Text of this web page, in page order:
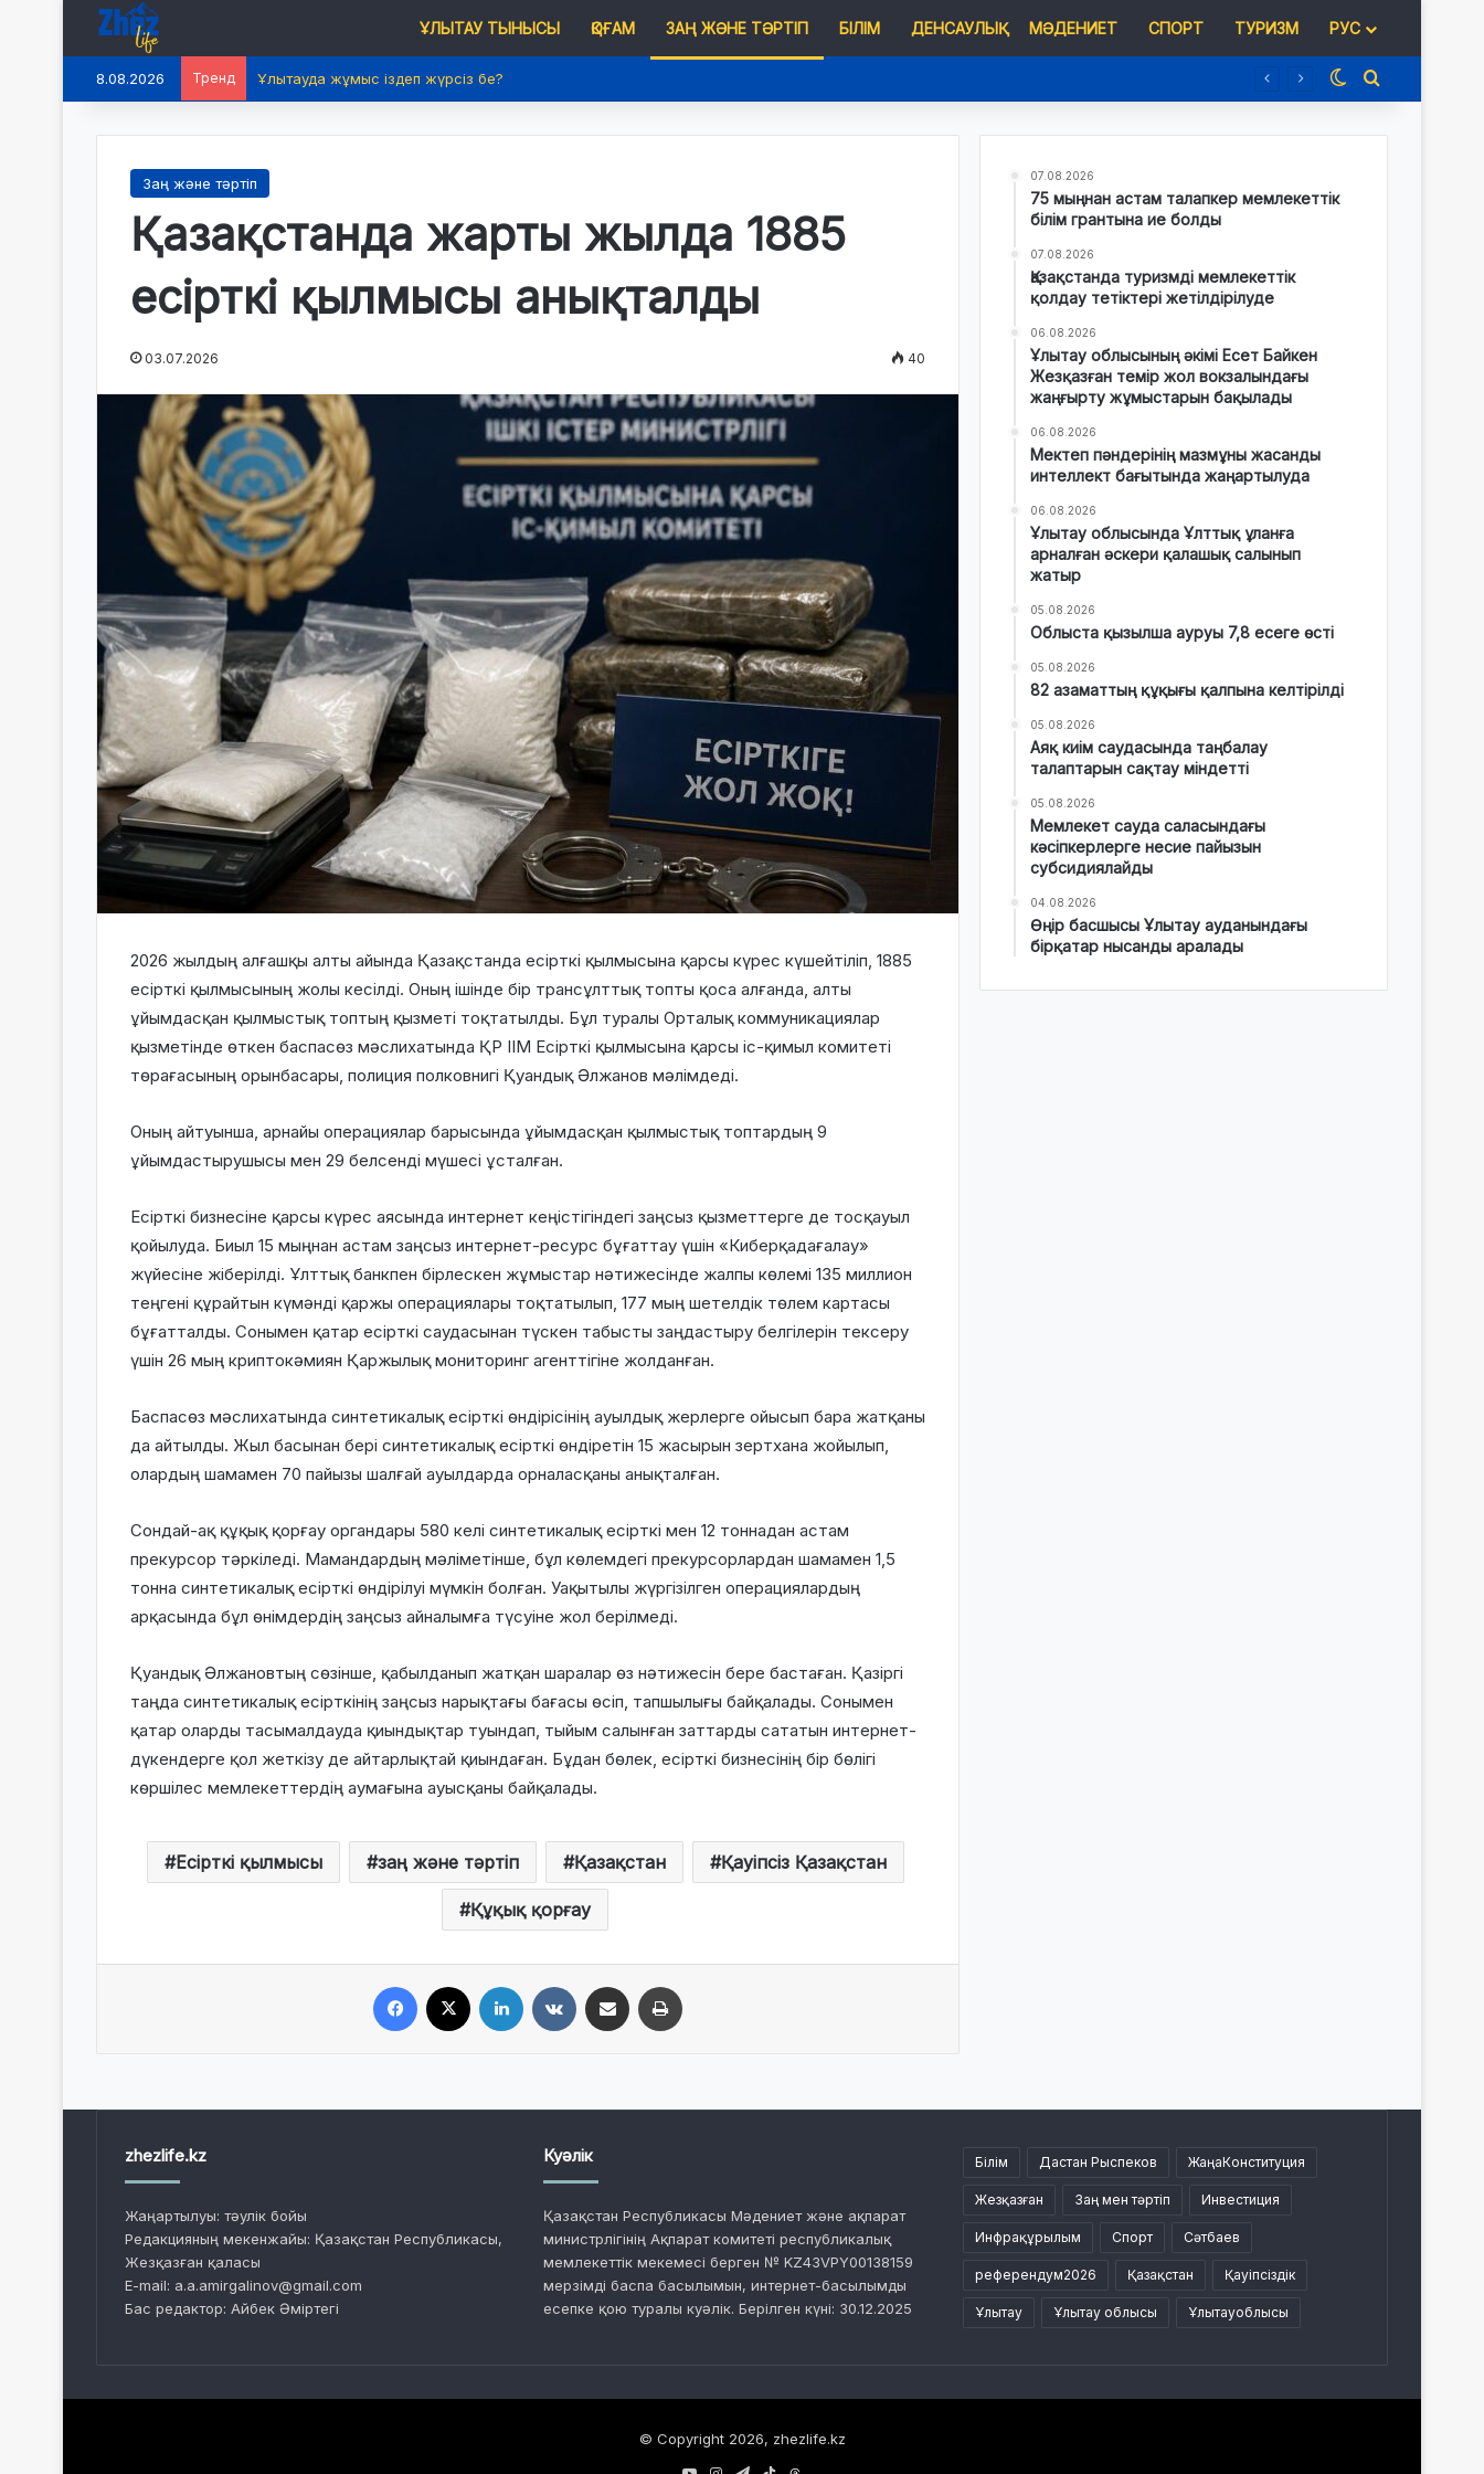
ҰЛЫТАУ ТЫНЫСЫ ҚОҒАМ ЗАҢ ЖӘНЕ ТӘРТІП БІЛІМ ДЕНСАУЛЫҚ МӘДЕНИЕТ СПОРТ ТУРИЗМ РУС
8.08.2026 Тренд Ұлытауда жұмыс іздеп жүрсіз бе? Switch skin
Іздеу
Заң және тәртіп
Қазақстанда жарты жылда 1885
есірткі қылмысы анықталды
03.07.2026 40
2026 жылдың алғашқы алты айында Қазақстанда есірткі қылмысына қарсы күрес күшейтіліп, 1885
есірткі қылмысының жолы кесілді. Оның ішінде бір трансұлттық топты қоса алғанда, алты
ұйымдасқан қылмыстық топтың қызметі тоқтатылды. Бұл туралы Орталық коммуникациялар
қызметінде өткен баспасөз мәслихатында ҚР ІІМ Есірткі қылмысына қарсы іс-қимыл комитеті
төрағасының орынбасары, полиция полковнигі Қуандық Әлжанов мәлімдеді.
Оның айтуынша, арнайы операциялар барысында ұйымдасқан қылмыстық топтардың 9
ұйымдастырушысы мен 29 белсенді мүшесі ұсталған.
Есірткі бизнесіне қарсы күрес аясында интернет кеңістігіндегі заңсыз қызметтерге де тосқауыл
қойылуда. Биыл 15 мыңнан астам заңсыз интернет-ресурс бұғаттау үшін «Киберқадағалау»
жүйесіне жіберілді. Ұлттық банкпен бірлескен жұмыстар нәтижесінде жалпы көлемі 135 миллион
теңгені құрайтын күмәнді қаржы операциялары тоқтатылып, 177 мың шетелдік төлем картасы
бұғатталды. Сонымен қатар есірткі саудасынан түскен табысты заңдастыру белгілерін тексеру
үшін 26 мың криптокәмиян Қаржылық мониторинг агенттігіне жолданған.
Баспасөз мәслихатында синтетикалық есірткі өндірісінің ауылдық жерлерге ойысып бара жатқаны
да айтылды. Жыл басынан бері синтетикалық есірткі өндіретін 15 жасырын зертхана жойылып,
олардың шамамен 70 пайызы шалғай ауылдарда орналасқаны анықталған.
Сондай-ақ құқық қорғау органдары 580 келі синтетикалық есірткі мен 12 тоннадан астам
прекурсор тәркіледі. Мамандардың мәліметінше, бұл көлемдегі прекурсорлардан шамамен 1,5
тонна синтетикалық есірткі өндірілуі мүмкін болған. Уақытылы жүргізілген операциялардың
арқасында бұл өнімдердің заңсыз айналымға түсуіне жол берілмеді.
Қуандық Әлжановтың сөзінше, қабылданып жатқан шаралар өз нәтижесін бере бастаған. Қазіргі
таңда синтетикалық есірткінің заңсыз нарықтағы бағасы өсіп, тапшылығы байқалады. Сонымен
қатар оларды тасымалдауда қиындықтар туындап, тыйым салынған заттарды сататын интернет-
дүкендерге қол жеткізу де айтарлықтай қиындаған. Бұдан бөлек, есірткі бизнесінің бір бөлігі
көршілес мемлекеттердің аумағына ауысқаны байқалады.
Есірткі қылмысы заң және тәртіп Қазақстан Қауіпсіз Қазақстан
Құқық қорғау
07.08.2026
75 мыңнан астам талапкер мемлекеттік
білім грантына ие болды
07.08.2026
Қазақстанда туризмді мемлекеттік
қолдау тетіктері жетілдірілуде
06.08.2026
Ұлытау облысының әкімі Есет Байкен
Жезқазған темір жол вокзалындағы
жаңғырту жұмыстарын бақылады
06.08.2026
Мектеп пәндерінің мазмұны жасанды
интеллект бағытында жаңартылуда
06.08.2026
Ұлытау облысында Ұлттық ұланға
арналған әскери қалашық салынып
жатыр
05.08.2026
Облыста қызылша ауруы 7,8 есеге өсті
05.08.2026
82 азаматтың құқығы қалпына келтірілді
05.08.2026
Аяқ киім саудасында таңбалау
талаптарын сақтау міндетті
05.08.2026
Мемлекет сауда саласындағы
кәсіпкерлерге несие пайызын
субсидиялайды
04.08.2026
Өңір басшысы Ұлытау ауданындағы
бірқатар нысанды аралады
zhezlife.kz
Жаңартылуы: тәулік бойы
Редакцияның мекенжайы: Қазақстан Республикасы,
Жезқазған қаласы
E-mail: a.a.amirgalinov@gmail.com
Бас редактор: Айбек Әміртегі
Куәлік
Қазақстан Республикасы Мәдениет және ақпарат
министрлігінің Ақпарат комитеті республикалық
мемлекеттік мекемесі берген № KZ43VPY00138159
мерзімді баспа басылымын, интернет-басылымды
есепке қою туралы куәлік. Берілген күні: 30.12.2025
Білім Дастан Рыспеков ЖаңаКонституция
Жезқазған Заң мен тәртіп Инвестиция
Инфрақұрылым Спорт Сәтбаев
референдум2026 Қазақстан Қауіпсіздік
Ұлытау Ұлытау облысы Ұлытауоблысы
© Copyright 2026, zhezlife.kz